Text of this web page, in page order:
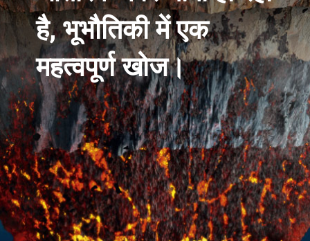
है, भूभौतिकी में एक
महत्वपूर्ण खोज।